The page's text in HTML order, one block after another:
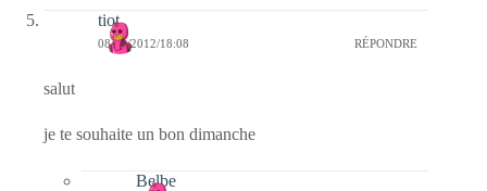
tiot
08/09/2012/18:08 RÉPONDRE
salut
je te souhaite un bon dimanche
Belbe